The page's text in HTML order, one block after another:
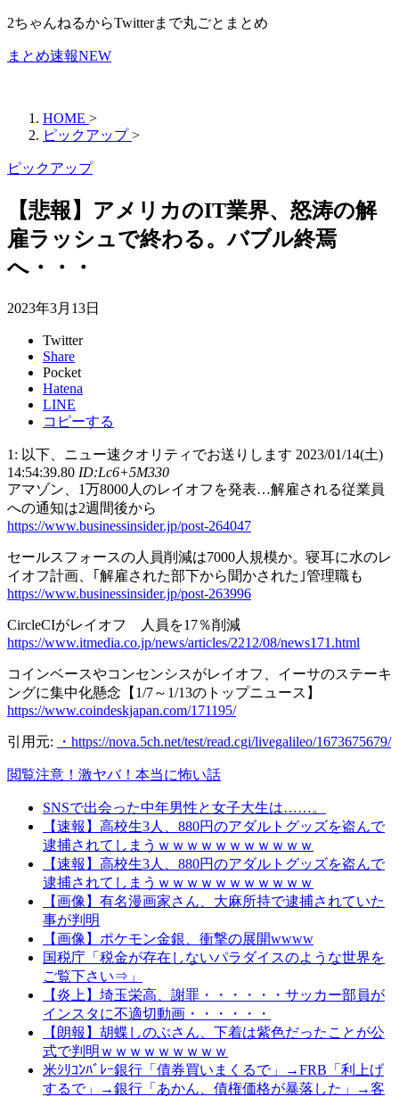
2ちゃんねるからTwitterまで丸ごとまとめ
まとめ速報NEW
HOME >
ピックアップ >
ピックアップ
【悲報】アメリカのIT業界、怒涛の解
雇ラッシュで終わる。バブル終焉
へ・・・
2023年3月13日
Twitter
Share
Pocket
Hatena
LINE
コピーする
1: 以下、ニュー速クオリティでお送りします 2023/01/14(土)
14:54:39.80 ID:Lc6+5M330
アマゾン、1万8000人のレイオフを発表…解雇される従業員
への通知は2週間後から
https://www.businessinsider.jp/post-264047
セールスフォースの人員削減は7000人規模か。寝耳に水のレ
イオフ計画、｢解雇された部下から聞かされた｣管理職も
https://www.businessinsider.jp/post-263996
CircleCIがレイオフ 人員を17％削減
https://www.itmedia.co.jp/news/articles/2212/08/news171.html
コインベースやコンセンシスがレイオフ、イーサのステーキ
ングに集中化懸念【1/7～1/13のトップニュース】
https://www.coindeskjapan.com/171195/
引用元: ・https://nova.5ch.net/test/read.cgi/livegalileo/1673675679/
閲覧注意！激ヤバ！本当に怖い話
SNSで出会った中年男性と女子大生は……。
【速報】高校生3人、880円のアダルトグッズを盗んで
逮捕されてしまうｗｗｗｗｗｗｗｗｗｗｗ
【速報】高校生3人、880円のアダルトグッズを盗んで
逮捕されてしまうｗｗｗｗｗｗｗｗｗｗｗ
【画像】有名漫画家さん、大麻所持で逮捕されていた
事が判明
【画像】ポケモン金銀、衝撃の展開wwww
国税庁「税金が存在しないパラダイスのような世界を
ご覧下さい⇒」
【炎上】埼玉栄高、謝罪・・・・・・サッカー部員が
インスタに不適切動画・・・・・・
【朗報】胡蝶しのぶさん、下着は紫色だったことが公
式で判明ｗｗｗｗｗｗｗｗｗ
米ｼﾘｺﾝﾊﾞﾚｰ銀行「債券買いまくるで」→FRB「利上げ
するで」→銀行「あかん、債権価格が暴落した」→客